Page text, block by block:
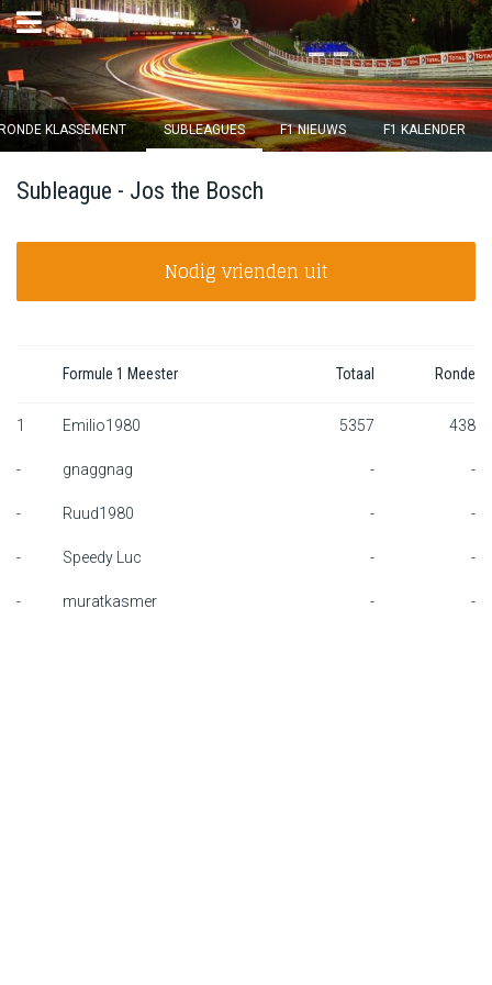
×
13d :
Inloggen
Klassement
Ronde klassement
KLASSEMENT SUBLEAGUES F1 NIEUWS F1 KALENDER
Subleague - Jos the Bosch
Nodig vrienden uit
Formule 1 Meester Totaal Ronde
1 Emilio1980 5357 438
- gnaggnag - -
- Ruud1980 - -
- Speedy Luc - -
- muratkasmer - -